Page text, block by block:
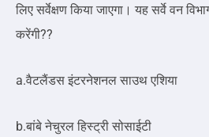
लिए सर्वेक्षण किया जाएगा। यह सर्वे वन
करेंगी??
a.वैटलैंडस इंटरनेशनल साउथ एशिया
b.बांबे नेचुरल हिस्ट्री सोसाईटी